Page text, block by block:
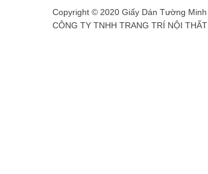
Copyright © 2020 Giấy Dán Tường
CÔNG TY TNHH TRANG TRÍ NỘI